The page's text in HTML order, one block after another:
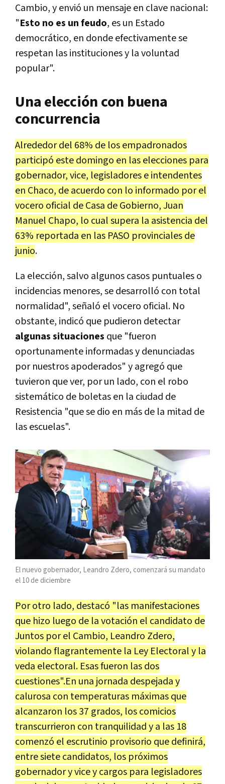
Cambio, y envió un mensaje en clave nacional:
"Esto no es un feudo, es un Estado
democrático, en donde efectivamente se
respetan las instituciones y la voluntad
popular".
Una elección con buena
concurrencia
Alrededor del 68% de los empadronados
participó este domingo en las elecciones para
gobernador, vice, legisladores e intendentes
en Chaco, de acuerdo con lo informado por el
vocero oficial de Casa de Gobierno, Juan
Manuel Chapo, lo cual supera la asistencia del
63% reportada en las PASO provinciales de
junio.
La elección, salvo algunos casos puntuales o
incidencias menores, se desarrolló con total
normalidad", señaló el vocero oficial. No
obstante, indicó que pudieron detectar
algunas situaciones que "fueron
oportunamente informadas y denunciadas
por nuestros apoderados" y agregó que
tuvieron que ver, por un lado, con el robo
sistemático de boletas en la ciudad de
Resistencia "que se dio en más de la mitad de
las escuelas".
El nuevo gobernador, Leandro Zdero, comenzará su mandato
el 10 de diciembre
Por otro lado, destacó "las manifestaciones
que hizo luego de la votación el candidato de
Juntos por el Cambio, Leandro Zdero,
violando flagrantemente la Ley Electoral y la
veda electoral. Esas fueron las dos
cuestiones".En una jornada despejada y
calurosa con temperaturas máximas que
alcanzaron los 37 grados, los comicios
transcurrieron con tranquilidad y a las 18
comenzó el escrutinio provisorio que definirá,
entre siete candidatos, los próximos
gobernador y vice y cargos para legisladores